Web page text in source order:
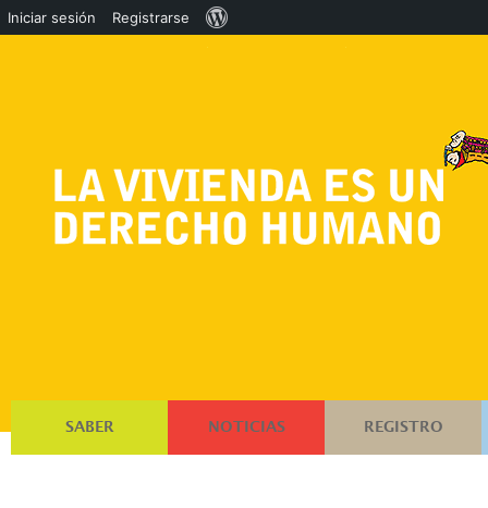
SABER NOTICIAS REGISTRO
Iniciar sesión Registrarse